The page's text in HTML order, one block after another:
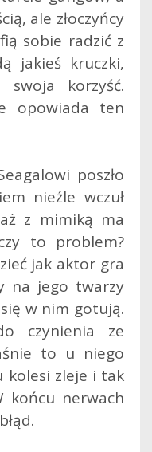
ale złoczyńcy
sobie radzić z
jakieś kruczki,
korzyść.
opowiada ten
poszło
nieźle wczuł
z mimiką ma
to problem?
jak aktor gra
na jego twarzy
w nim gotują.
czynienia ze
to u niego
kolesi zleje i tak
końcu nerwach